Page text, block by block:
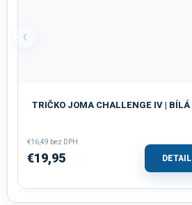
‹
TRIČKO JOMA CHALLENGE IV | BÍLÁ
€16,49 bez DPH
€19,95 DETAIL